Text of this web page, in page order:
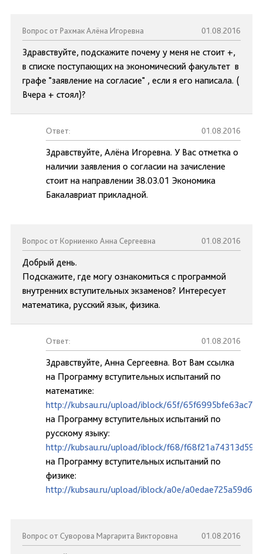
Вопрос от Рахмак Алёна Игоревна 01.08.2016
Здравствуйте, подскажите почему у меня не стоит +,
в списке поступающих на экономический факультет в
графе "заявление на согласие" , если я его написала. (
Вчера + стоял)?
Ответ: 01.08.2016
Здравствуйте, Алёна Игоревна. У Вас отметка о
наличии заявления о согласии на зачисление
стоит на направлении 38.03.01 Экономика
Бакалавриат прикладной.
Вопрос от Корниенко Анна Сергеевна 01.08.2016
Добрый день.
Подскажите, где могу ознакомиться с программой
внутренних вступительных экзаменов? Интересует
математика, русский язык, физика.
Ответ: 01.08.2016
Здравствуйте, Анна Сергеевна. Вот Вам ссылка
на Программу вступительных испытаний по
математике:
http://kubsau.ru/upload/iblock/65f/
на Программу вступительных испытаний по
русскому языку:
http://kubsau.ru/upload/iblock/f68/
на Программу вступительных испытаний по
физике:
http://kubsau.ru/upload/iblock/a0e/
Вопрос от Суворова Маргарита Викторовна 01.08.2016